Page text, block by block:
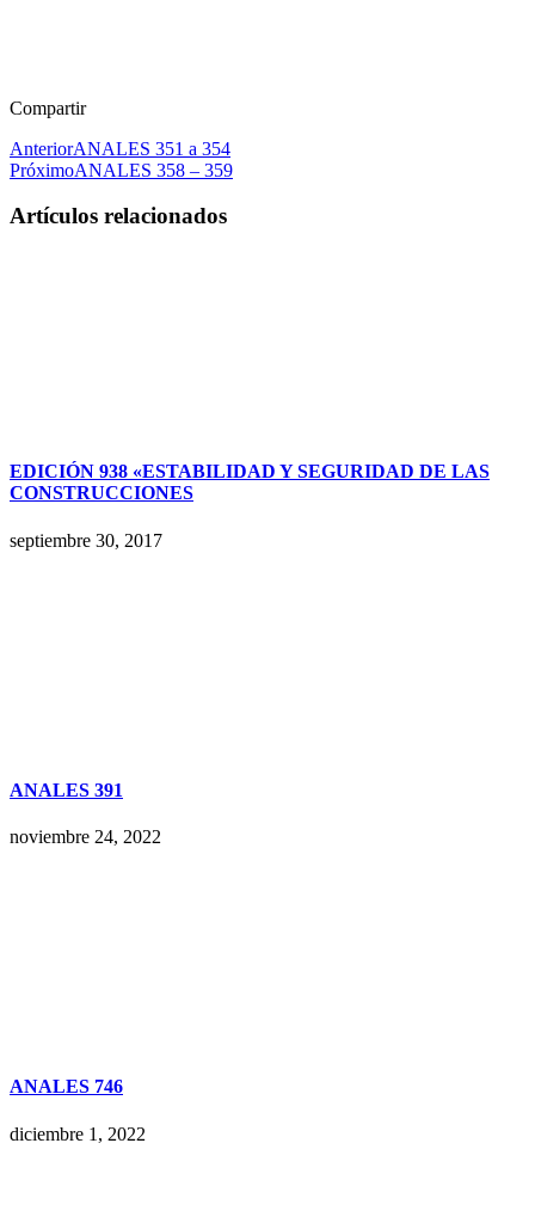
Compartir
AnteriorANALES 351 a 354
PróximoANALES 358 – 359
Artículos relacionados
EDICIÓN 938 «ESTABILIDAD Y SEGURIDAD DE LAS
CONSTRUCCIONES
septiembre 30, 2017
ANALES 391
noviembre 24, 2022
ANALES 746
diciembre 1, 2022